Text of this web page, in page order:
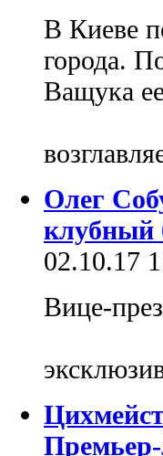
В Киеве
города.
Ващука
Олег
клубный
02.10.17
Вице-